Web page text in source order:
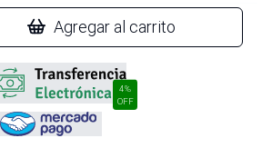
Agregar al carrito
4%
OFF